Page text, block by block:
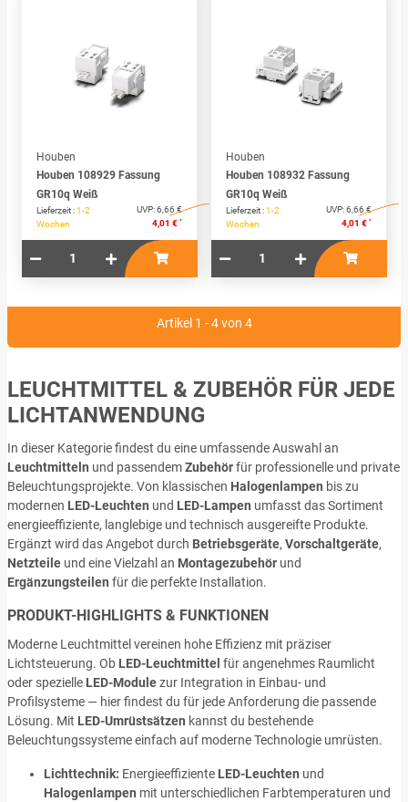
Houben
Houben 108929 Fassung
GR10q Weiß
Lieferzeit :1-2
Wochen
UVP:6,66 €
4,01 € *
Houben
Houben 108932 Fassung
GR10q Weiß
Lieferzeit :1-2
Wochen
UVP:6,66 €
4,01 € *
Artikel 1 - 4 von 4
LEUCHTMITTEL & ZUBEHÖR FÜR JEDE
LICHTANWENDUNG
In dieser Kategorie findest du eine umfassende Auswahl an
Leuchtmitteln und passendemZubehörfür professionelle und private
Beleuchtungsprojekte. Von klassischen Halogenlampen bis zu
modernen LED-Leuchten und LED-Lampen umfasst das Sortiment
energieeffiziente, langlebige und technisch ausgereifte Produkte.
Ergänzt wird das Angebot durch Betriebsgeräte, Vorschaltgeräte,
Netzteile und eine Vielzahl an Montagezubehör und
Ergänzungsteilen für die perfekte Installation.
PRODUKT-HIGHLIGHTS & FUNKTIONEN
Moderne Leuchtmittel vereinen hohe Effizienz mit präziser
Lichtsteuerung. Ob LED-Leuchtmittel für angenehmes Raumlicht
oder spezielle LED-Modulezur Integration in Einbau- und
Profilsysteme — hier findest du für jede Anforderung die passende
Lösung. Mit LED-Umrüstsätzen kannst du bestehende
Beleuchtungssysteme einfach auf moderne Technologie umrüsten.
Lichttechnik: Energieeffiziente LED-Leuchten und
Halogenlampen mit unterschiedlichen Farbtemperaturen und